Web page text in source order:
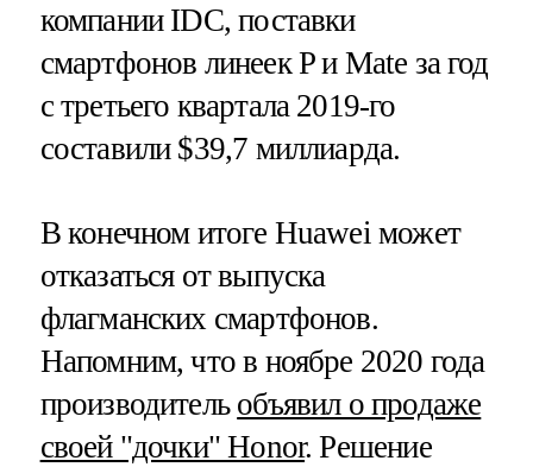
компании IDC, поставки
смартфонов линеек P и Mate за год
с третьего квартала 2019-го
составили $39,7 миллиарда.
В конечном итоге Huawei может
отказаться от выпуска
флагманских смартфонов.
Напомним, что в ноябре 2020 года
производитель объявил о продаже
своей "дочки" Honor. Решение